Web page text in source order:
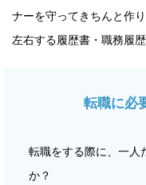
ナーを守ってきちんと作
左右する履歴書・職務履
転職に必
転職をする際に、一人
か？